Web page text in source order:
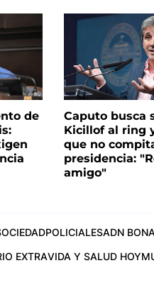
de
Caputo busca
Kicillof al ring
que no
presidencia:
amigo"
POLICIALESADN
EXTRAVIDA Y SALUD HOY